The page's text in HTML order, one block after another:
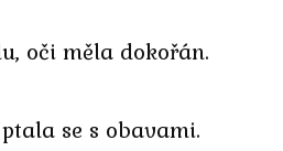
oči měla dokořán.
se s obavami.